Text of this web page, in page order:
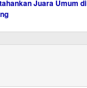
Juara Umum di